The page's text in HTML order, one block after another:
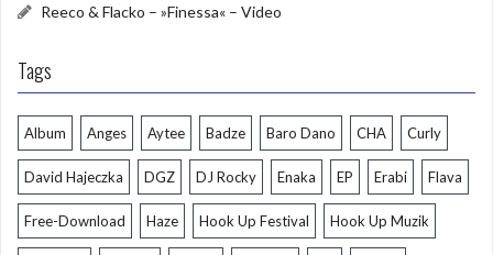
Reeco & Flacko – »Finessa« – Video
Tags
Album Anges Aytee Badze Baro Dano CHA Curly
David Hajeczka DGZ DJ Rocky Enaka EP Erabi Flava
Free-Download Haze Hook Up Festival Hook Up Muzik